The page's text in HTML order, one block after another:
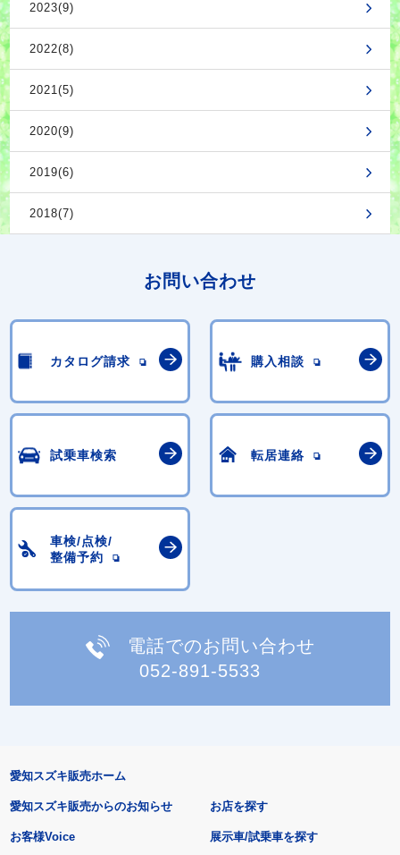
2023(9)
2022(8)
2021(5)
2020(9)
2019(6)
2018(7)
お問い合わせ
カタログ請求 購入相談
試乗車検索 転居連絡
車検/点検/
整備予約
電話でのお問い合わせ
052-891-5533
愛知スズキ販売ホーム
愛知スズキ販売からのお知らせ
お客様Voice
お店を探す
展示車/試乗車を探す